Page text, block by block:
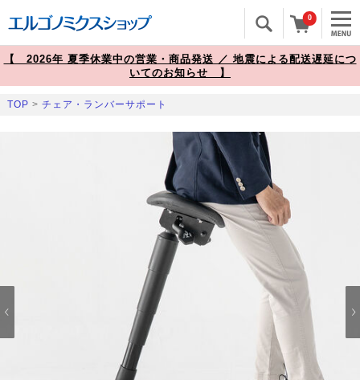
0
【 2026年 夏季休業中の営業・商品発送 ／ 地震による配送遅延につ
いてのお知らせ 】
TOP > チェア・ランバーサポート